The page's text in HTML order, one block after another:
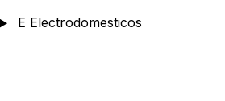
E Electrodomesticos